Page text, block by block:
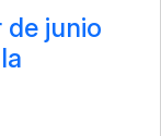
junio